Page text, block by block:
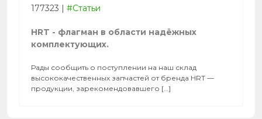
177323 | #Статьи
HRT - флагман в области надёжных
комплектующих.
Рады сообщить о поступлении на наш склад
высококачественных запчастей от бренда HRT —
продукции, зарекомендовавшего […]